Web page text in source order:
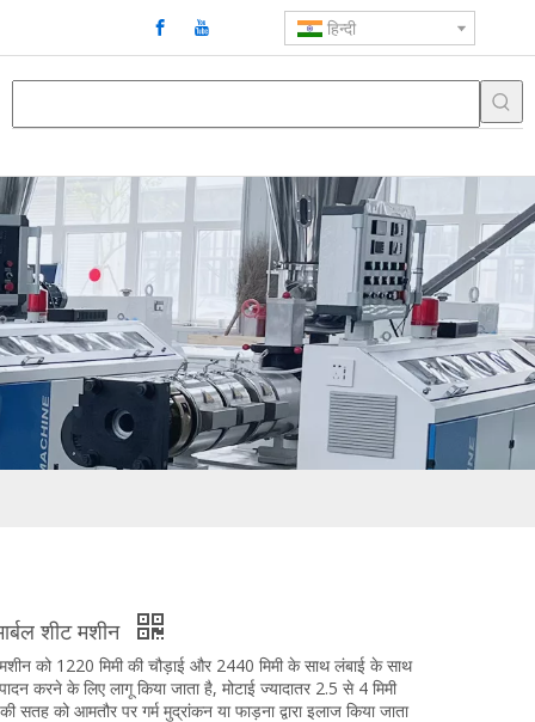
हिन्दी
शीट मशीन
मशीन को 1220 मिमी की चौड़ाई और 2440 मिमी के साथ लंबाई के साथ
करने के लिए लागू किया जाता है, मोटाई ज्यादातर 2.5 से 4 मिमी
सतह को आमतौर पर गर्म मुद्रांकन या फाड़ना द्वारा इलाज किया जाता